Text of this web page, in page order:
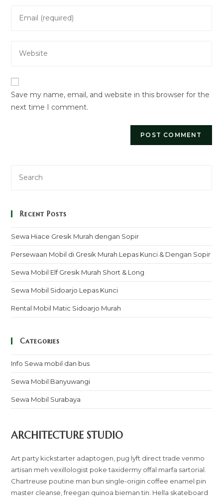
comment
your
address
your
URL
(optional)
Save my name, email, and website in this browser for the
next time I comment.
Recent Posts
Sewa Hiace Gresik Murah dengan Sopir
Persewaan Mobil di Gresik Murah Lepas Kunci & Dengan Sopir
Sewa Mobil Elf Gresik Murah Short & Long
Sewa Mobil Sidoarjo Lepas Kunci
Rental Mobil Matic Sidoarjo Murah
Categories
Info Sewa mobil dan bus
Sewa Mobil Banyuwangi
Sewa Mobil Surabaya
ARCHITECTURE STUDIO
Art party kickstarter adaptogen, pug lyft direct trade venmo
artisan meh vexillologist poke taxidermy offal marfa sartorial.
Chartreuse poutine man bun single-origin coffee enamel pin
master cleanse, freegan quinoa bieman tin. Hella skateboard